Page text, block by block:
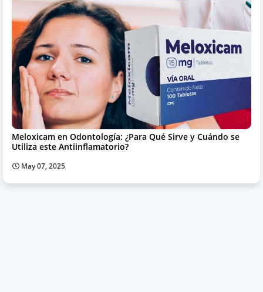
Meloxicam en Odontología: ¿Para Qué Sirve y Cuándo se
Utiliza este Antiinflamatorio?
May 07, 2025